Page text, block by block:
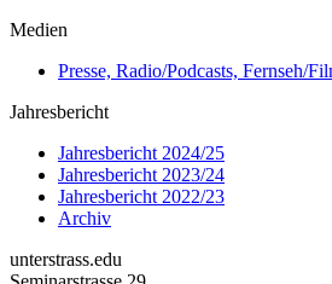
Medien
Presse, Radio/Podcasts, Fernseh/
Jahresbericht
Jahresbericht 2024/25
Jahresbericht 2023/24
Jahresbericht 2022/23
Archiv
unterstrass.edu